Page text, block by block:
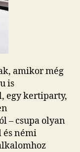
amikor még
is
egy kertiparty,
– csupa olyan
és némi